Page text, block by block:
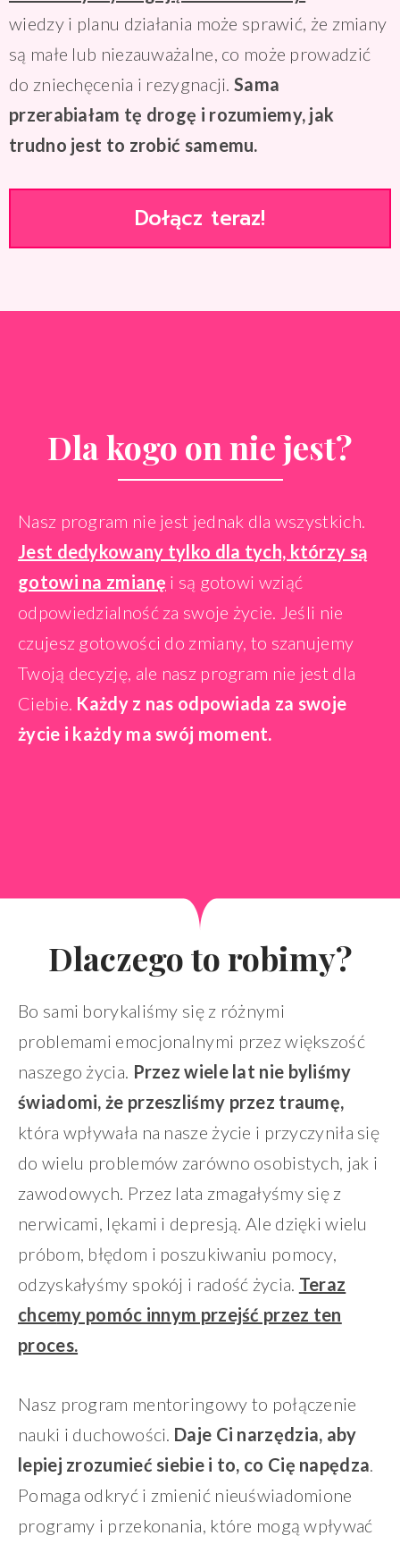
wiedzy i planu działania może sprawić, że zmiany
są małe lub niezauważalne, co może prowadzić
do zniechęcenia i rezygnacji. Sama
przerabiałam tę drogę i rozumiemy, jak
trudno jest to zrobić samemu.
Dołącz teraz!
Dla kogo on nie jest?
Nasz program nie jest jednak dla wszystkich.
Jest dedykowany tylko dla tych, którzy są
gotowi na zmianę i są gotowi wziąć
odpowiedzialność za swoje życie. Jeśli nie
czujesz gotowości do zmiany, to szanujemy
Twoją decyzję, ale nasz program nie jest dla
Ciebie. Każdy z nas odpowiada za swoje
życie i każdy ma swój moment.
Dlaczego to robimy?
Bo sami borykaliśmy się z różnymi
problemami emocjonalnymi przez większość
naszego życia. Przez wiele lat nie byliśmy
świadomi, że przeszliśmy przez traumę,
która wpływała na nasze życie i przyczyniła się
do wielu problemów zarówno osobistych, jak i
zawodowych. Przez lata zmagałyśmy się z
nerwicami, lękami i depresją. Ale dzięki wielu
próbom, błędom i poszukiwaniu pomocy,
odzyskałyśmy spokój i radość życia. Teraz
chcemy pomóc innym przejść przez ten
proces.
Nasz program mentoringowy to połączenie
nauki i duchowości. Daje Ci narzędzia, aby
lepiej zrozumieć siebie i to, co Cię napędza.
Pomaga odkryć i zmienić nieuświadomione
programy i przekonania, które mogą wpływać